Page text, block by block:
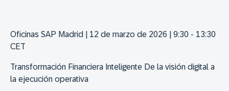
Oficinas SAP Madrid | 12 de marzo de 2026 | 9:30 - 13:30
CET
Transformación Financiera Inteligente De la visión digital a
la ejecución operativa